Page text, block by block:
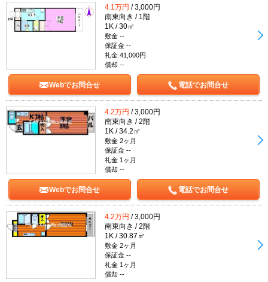
4.1万円 / 3,000円
南東向き / 1階
1K / 30㎡
敷金 --
保証金 --
礼金 41,000円
償却 --
Webでお問合せ 電話でお問合せ
4.2万円 / 3,000円
南東向き / 2階
1K / 34.2㎡
敷金 2ヶ月
保証金 --
礼金 1ヶ月
償却 --
Webでお問合せ 電話でお問合せ
4.2万円 / 3,000円
南東向き / 2階
1K / 30.87㎡
敷金 2ヶ月
保証金 --
礼金 1ヶ月
償却 --